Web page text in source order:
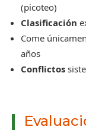
(picoteo)
Clasificación
Come
años
Conflictos